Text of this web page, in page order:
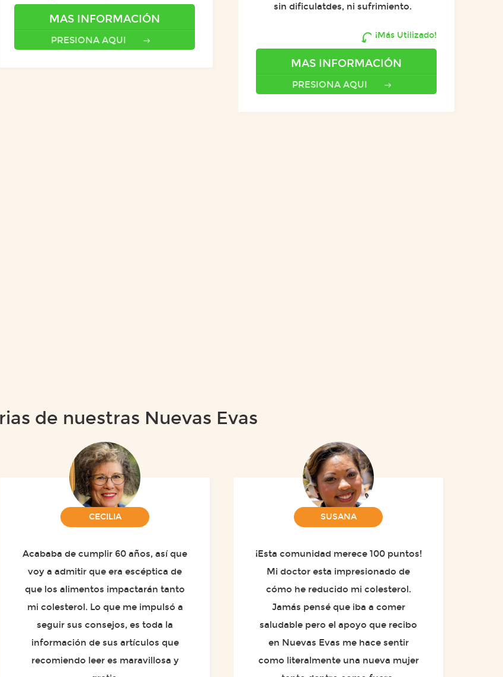
MAS INFORMACIÓN
PRESIONA AQUI
sin dificulatdes, ni sufrimiento.
¡Más Utilizado!
MAS INFORMACIÓN
PRESIONA AQUI
de nuestras Nuevas Evas
CECILIA
Acababa de cumplir 60 años, así que
voy a admitir que era escéptica de
que los alimentos impactarán tanto
mi colesterol. Lo que me impulsó a
seguir sus consejos, es toda la
información de sus artículos que
recomiendo leer es maravillosa y
SUSANA
¡Esta comunidad merece 100 puntos!
Mi doctor esta impresionado de
cómo he reducido mi colesterol.
Jamás pensé que iba a comer
saludable pero el apoyo que recibo
en Nuevas Evas me hace sentir
como literalmente una nueva mujer